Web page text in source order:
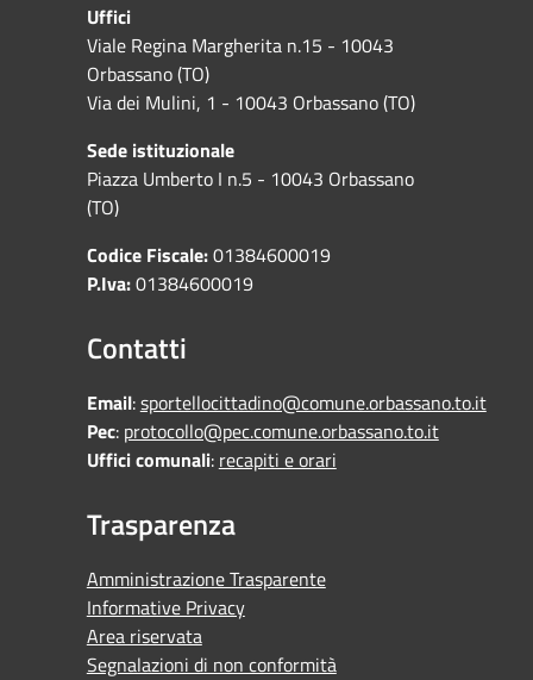
Uffici
Viale Regina Margherita n.15 - 10043
Orbassano (TO)
Via dei Mulini, 1 - 10043 Orbassano (TO)
Sede istituzionale
Piazza Umberto I n.5 - 10043 Orbassano
(TO)
Codice Fiscale:01384600019
P.Iva:01384600019
Contatti
Email:sportellocittadino@comune.orbassano.to.it
Pec: protocollo@pec.comune.orbassano.to.it
Uffici comunali: recapiti e orari
Trasparenza
Amministrazione Trasparente
Informative Privacy
Area riservata
Segnalazioni di non conformità